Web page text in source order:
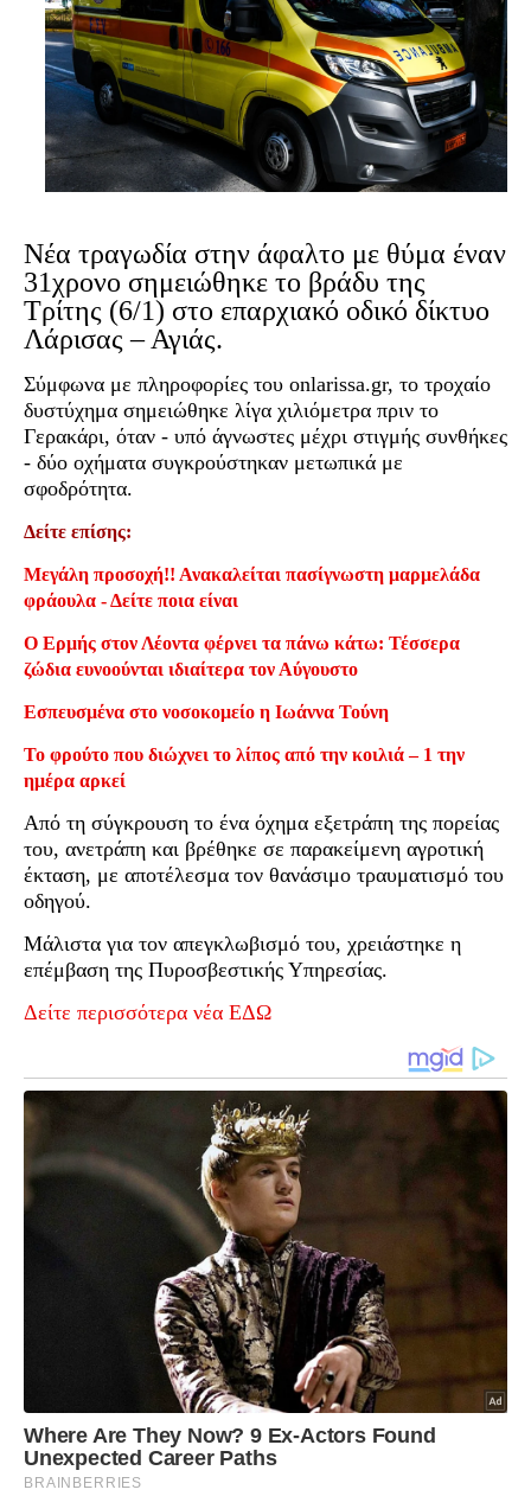
Νέα τραγωδία στην άφαλτο με θύμα έναν
31χρονο σημειώθηκε το βράδυ της
Τρίτης (6/1) στο επαρχιακό οδικό δίκτυο
Λάρισας – Αγιάς.
Σύμφωνα με πληροφορίες του onlarissa.gr, το τροχαίο
δυστύχημα σημειώθηκε λίγα χιλιόμετρα πριν το
Γερακάρι, όταν - υπό άγνωστες μέχρι στιγμής συνθήκες
- δύο οχήματα συγκρούστηκαν μετωπικά με
σφοδρότητα.
Δείτε επίσης:
Μεγάλη προσοχή!! Ανακαλείται πασίγνωστη μαρμελάδα
φράουλα - Δείτε ποια είναι
Ο Ερμής στον Λέοντα φέρνει τα πάνω κάτω: Τέσσερα
ζώδια ευνοούνται ιδιαίτερα τον Αύγουστο
Εσπευσμένα στο νοσοκομείο η Ιωάννα Τούνη
Το φρούτο που διώχνει το λίπος από την κοιλιά – 1 την
ημέρα αρκεί
Από τη σύγκρουση το ένα όχημα εξετράπη της πορείας
του, ανετράπη και βρέθηκε σε παρακείμενη αγροτική
έκταση, με αποτέλεσμα τον θανάσιμο τραυματισμό του
οδηγού.
Μάλιστα για τον απεγκλωβισμό του, χρειάστηκε η
επέμβαση της Πυροσβεστικής Υπηρεσίας.
Δείτε περισσότερα νέα ΕΔΩ